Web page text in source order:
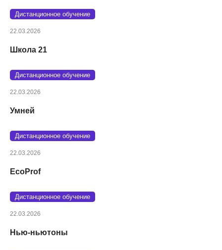
Дистанционное обучение
22.03.2026
Школа 21
Дистанционное обучение
22.03.2026
Умней
Дистанционное обучение
22.03.2026
EcoProf
Дистанционное обучение
22.03.2026
Нью-ньютоны